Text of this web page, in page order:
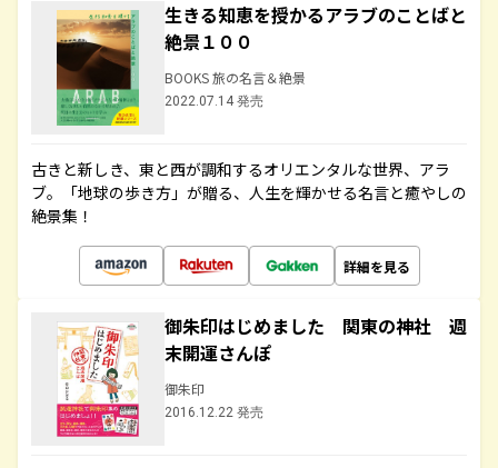
生きる知恵を授かるアラブのことばと
絶景１００
BOOKS 旅の名言＆絶景
2022.07.14 発売
古きと新しき、東と西が調和するオリエンタルな世界、アラ
ブ。「地球の歩き方」が贈る、人生を輝かせる名言と癒やしの
絶景集！
詳細を見る
御朱印はじめました 関東の神社 週
末開運さんぽ
御朱印
2016.12.22 発売